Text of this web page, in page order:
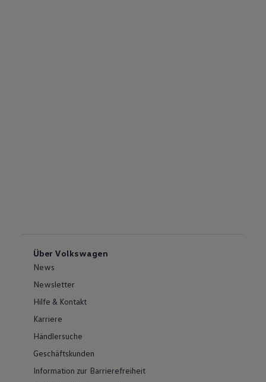
Über Volkswagen
News
Newsletter
Hilfe & Kontakt
Karriere
Händlersuche
Geschäftskunden
Information zur Barrierefreiheit